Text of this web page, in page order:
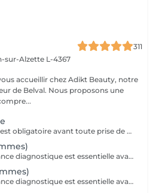
311
sur-Alzette L-4367
accueillir chez Adikt Beauty, notre
proposons une
La séance diagnostique est obligatoire avant toute prise de rendez-vous concernant le laser. Elle définira si vous êtes éligible à réaliser des séances de laser.
La réservation d'une séance diagnostique est essentielle avant toute prise de rendez-vous pour le laser.
La réservation d'une séance diagnostique est essentielle avant toute prise de rendez-vous pour le laser.